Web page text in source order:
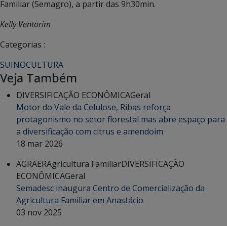
Familiar (Semagro), a partir das 9h30min.
Kelly Ventorim
Categorias :
SUINOCULTURA
Veja Também
DIVERSIFICAÇÃO ECONÔMICAGeral
Motor do Vale da Celulose, Ribas reforça
protagonismo no setor florestal mas abre espaço para
a diversificação com citrus e amendoim
18 mar 2026
AGRAERAgricultura FamiliarDIVERSIFICAÇÃO
ECONÔMICAGeral
Semadesc inaugura Centro de Comercialização da
Agricultura Familiar em Anastácio
03 nov 2025